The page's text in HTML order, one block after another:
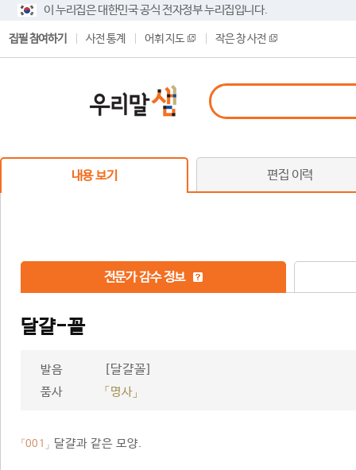
이 누리집은 대한민국 공식 전자정부 누리집입니다.
집필 참여하기 사전 통계 어휘 지도 작은 창 사전
내용 보기 편집 이력
전문가 감수 정보
달걀-꼴
발음 [달걀꼴]
품사 「명사」
「001」 달걀과 같은 모양.